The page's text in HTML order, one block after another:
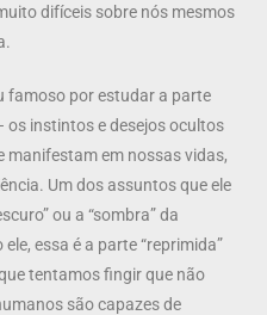
difíceis sobre nós mesmos
famoso por estudar a parte
os instintos e desejos ocultos
manifestam em nossas vidas,
Um dos assuntos que ele
ou a “sombra” da
essa é a parte “reprimida”
tentamos fingir que não
são capazes de